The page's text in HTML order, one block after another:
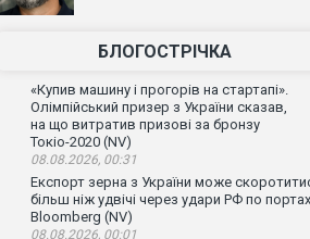
БЛОГОСТРІЧКА
«Купив машину і прогорів на стартапі».
Олімпійський призер з України сказав,
на що витратив призові за бронзу
Токіо-2020 (NV)
08.08.2026, 00:31
Експорт зерна з України може
більш ніж удвічі через удари РФ по
Bloomberg (NV)
08.08.2026, 00:01